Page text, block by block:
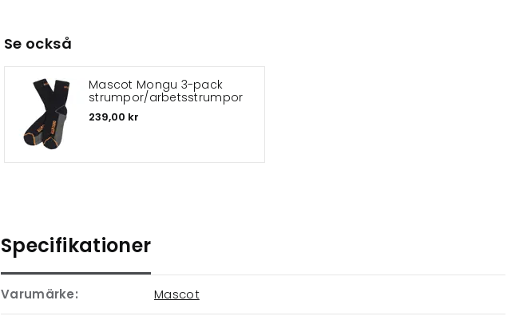
Se också
Mascot Mongu 3-pack
strumpor/arbetsstrumpor
239,00 kr
Specifikationer
Varumärke: Mascot